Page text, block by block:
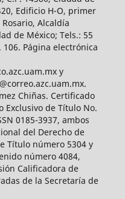
Edificio H-O, primer
Alcaldía
de México; Tels.: 55
106. Página electrónica
y
Chiñas. Certificado
Exclusivo de Título No.
0185-3937, ambos
del Derecho de
Título número 5304 y
número 4084,
Calificadora de
de la Secretaría de